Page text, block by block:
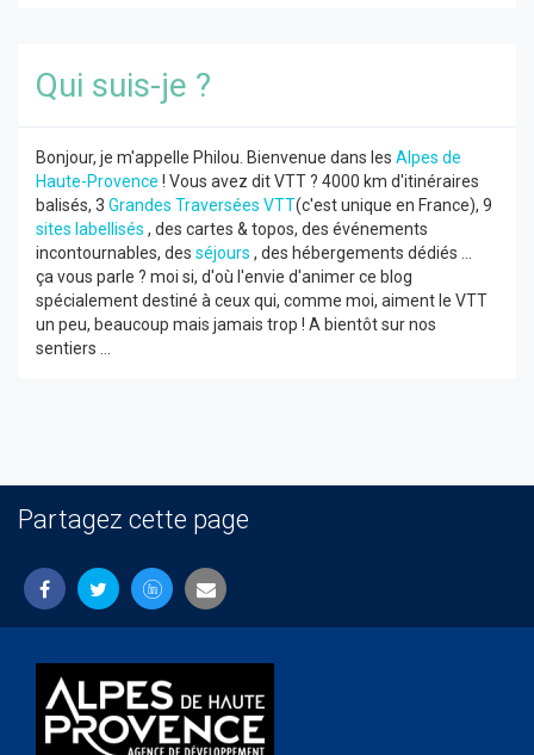
Qui suis-je ?
Bonjour, je m'appelle Philou. Bienvenue dans les Alpes de
Haute-Provence ! Vous avez dit VTT ? 4000 km d'itinéraires
balisés, 3 Grandes Traversées VTT(c'est unique en France), 9
sites labellisés , des cartes & topos, des événements
incontournables, des séjours , des hébergements dédiés ...
ça vous parle ? moi si, d'où l'envie d'animer ce blog
spécialement destiné à ceux qui, comme moi, aiment le VTT
un peu, beaucoup mais jamais trop ! A bientôt sur nos
sentiers ...
Partagez cette page